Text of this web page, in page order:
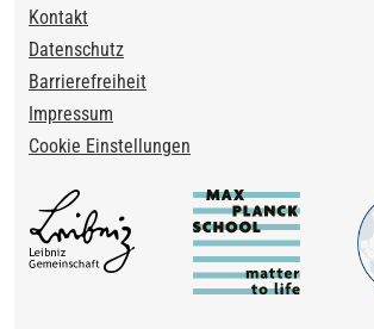
Footer
Kontakt
Datenschutz
Barrierefreiheit
Impressum
Cookie Einstellungen